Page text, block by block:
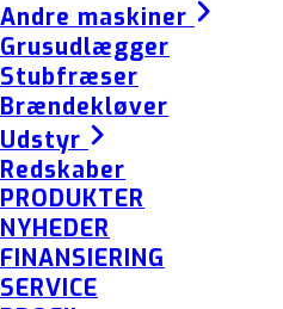
Andre maskiner
Grusudlægger
Stubfræser
Brændekløver
Udstyr
Redskaber
PRODUKTER
NYHEDER
FINANSIERING
SERVICE